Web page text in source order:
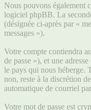
Nous pouvons également
logiciel phpBB. La
(désignée ci-après par «
messages »).
Votre compte contiendra
de passe »), et une
le pays qui nous héberge.
non, reste à la discrétion
automatique de courriel
Votre mot de passe est